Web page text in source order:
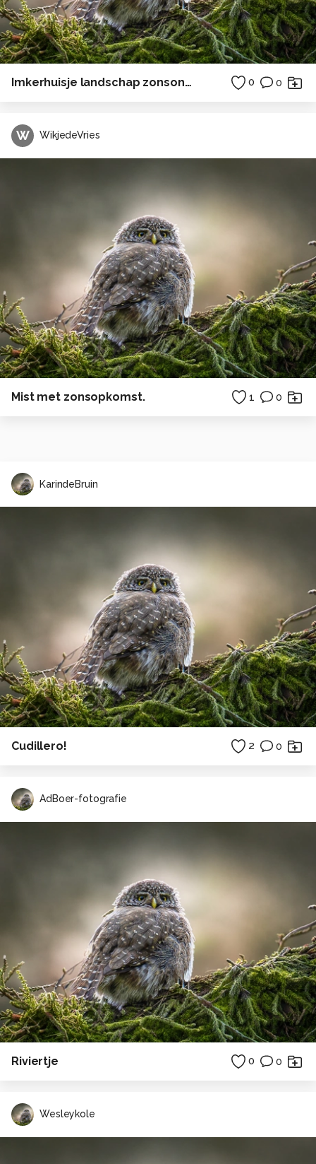
Imkerhuisje landschap zonsondergang 0 0
W WikjedeVries
Mist met zonsopkomst. 1 0
KarindeBruin
Cudillero! 2 0
AdBoer-fotografie
Riviertje 0 0
Wesleykole